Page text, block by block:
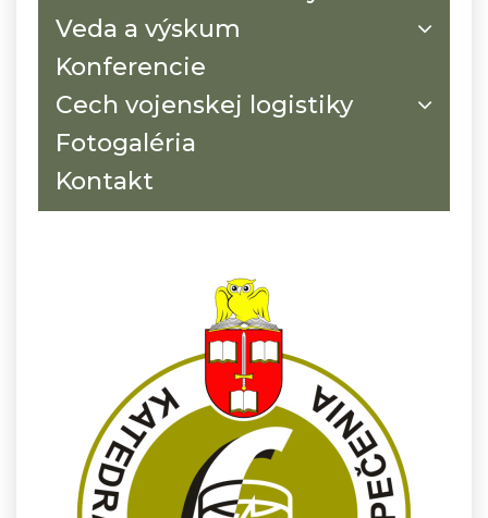
Veda a výskum
Konferencie
Cech vojenskej logistiky
Fotogaléria
Kontakt